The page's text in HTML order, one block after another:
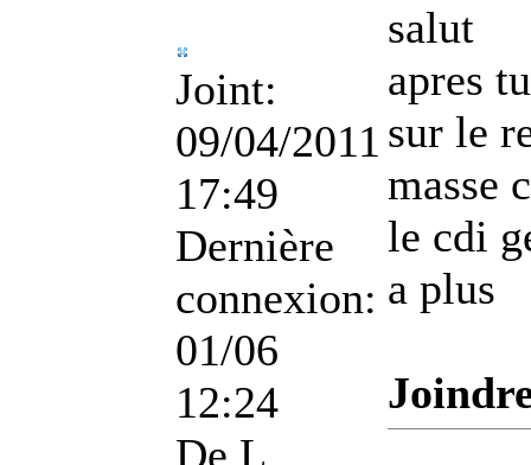
Joint:
09/04/2011
17:49
Dernière
connexion:
01/06
12:24
De L
salut
apres
sur le
masse
le cdi
a plus